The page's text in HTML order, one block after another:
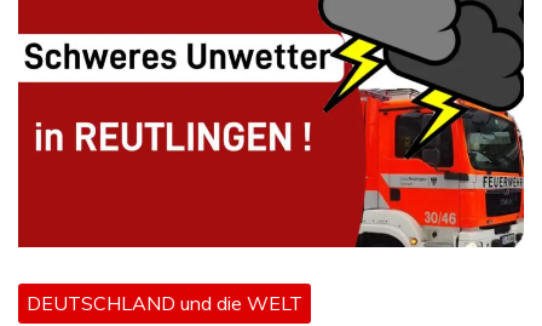
DEUTSCHLAND und die WELT